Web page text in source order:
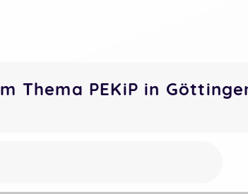
Thema PEKiP in